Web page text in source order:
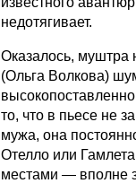
недотягивает.
Оказалось, муштра
(Ольга Волкова)
то, что в пьесе не
мужа, она
Отелло или
местами — вполне